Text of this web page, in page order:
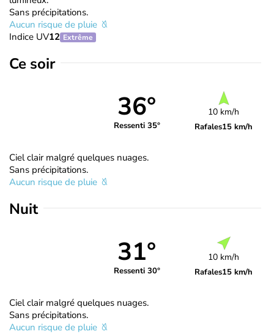
Sans précipitations.
Aucun risque de pluie
Indice UV12 Extrême
Ce soir
36°
Ressenti 35°
10 km/h
Rafales15 km/h
Ciel clair malgré quelques nuages.
Sans précipitations.
Aucun risque de pluie
Nuit
31°
Ressenti 30°
10 km/h
Rafales15 km/h
Ciel clair malgré quelques nuages.
Sans précipitations.
Aucun risque de pluie